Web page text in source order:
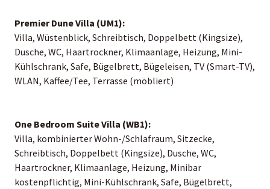
Premier Dune Villa (UM1):
Villa, Wüstenblick, Schreibtisch, Doppelbett (Kingsize),
Dusche, WC, Haartrockner, Klimaanlage, Heizung, Mini-
Kühlschrank, Safe, Bügelbrett, Bügeleisen, TV (Smart-TV),
WLAN, Kaffee/Tee, Terrasse (möbliert)
One Bedroom Suite Villa (WB1):
Villa, kombinierter Wohn-/Schlafraum, Sitzecke,
Schreibtisch, Doppelbett (Kingsize), Dusche, WC,
Haartrockner, Klimaanlage, Heizung, Minibar
kostenpflichtig, Mini-Kühlschrank, Safe, Bügelbrett,